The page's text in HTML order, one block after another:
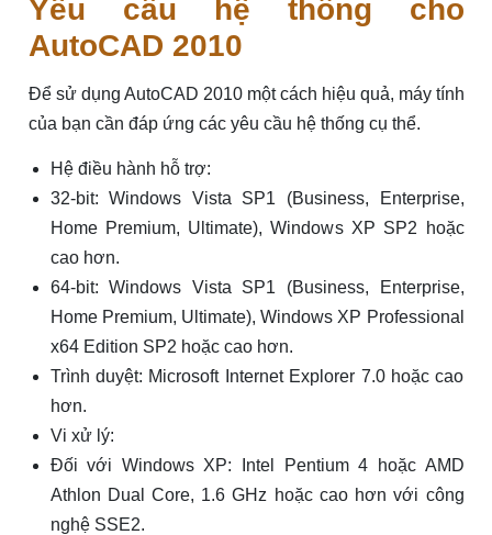
Yêu cầu hệ thống cho
AutoCAD 2010
Để sử dụng AutoCAD 2010 một cách hiệu quả, máy tính
của bạn cần đáp ứng các yêu cầu hệ thống cụ thể.
Hệ điều hành hỗ trợ:
32-bit: Windows Vista SP1 (Business, Enterprise,
Home Premium, Ultimate), Windows XP SP2 hoặc
cao hơn.
64-bit: Windows Vista SP1 (Business, Enterprise,
Home Premium, Ultimate), Windows XP Professional
x64 Edition SP2 hoặc cao hơn.
Trình duyệt: Microsoft Internet Explorer 7.0 hoặc cao
hơn.
Vi xử lý:
Đối với Windows XP: Intel Pentium 4 hoặc AMD
Athlon Dual Core, 1.6 GHz hoặc cao hơn với công
nghệ SSE2.